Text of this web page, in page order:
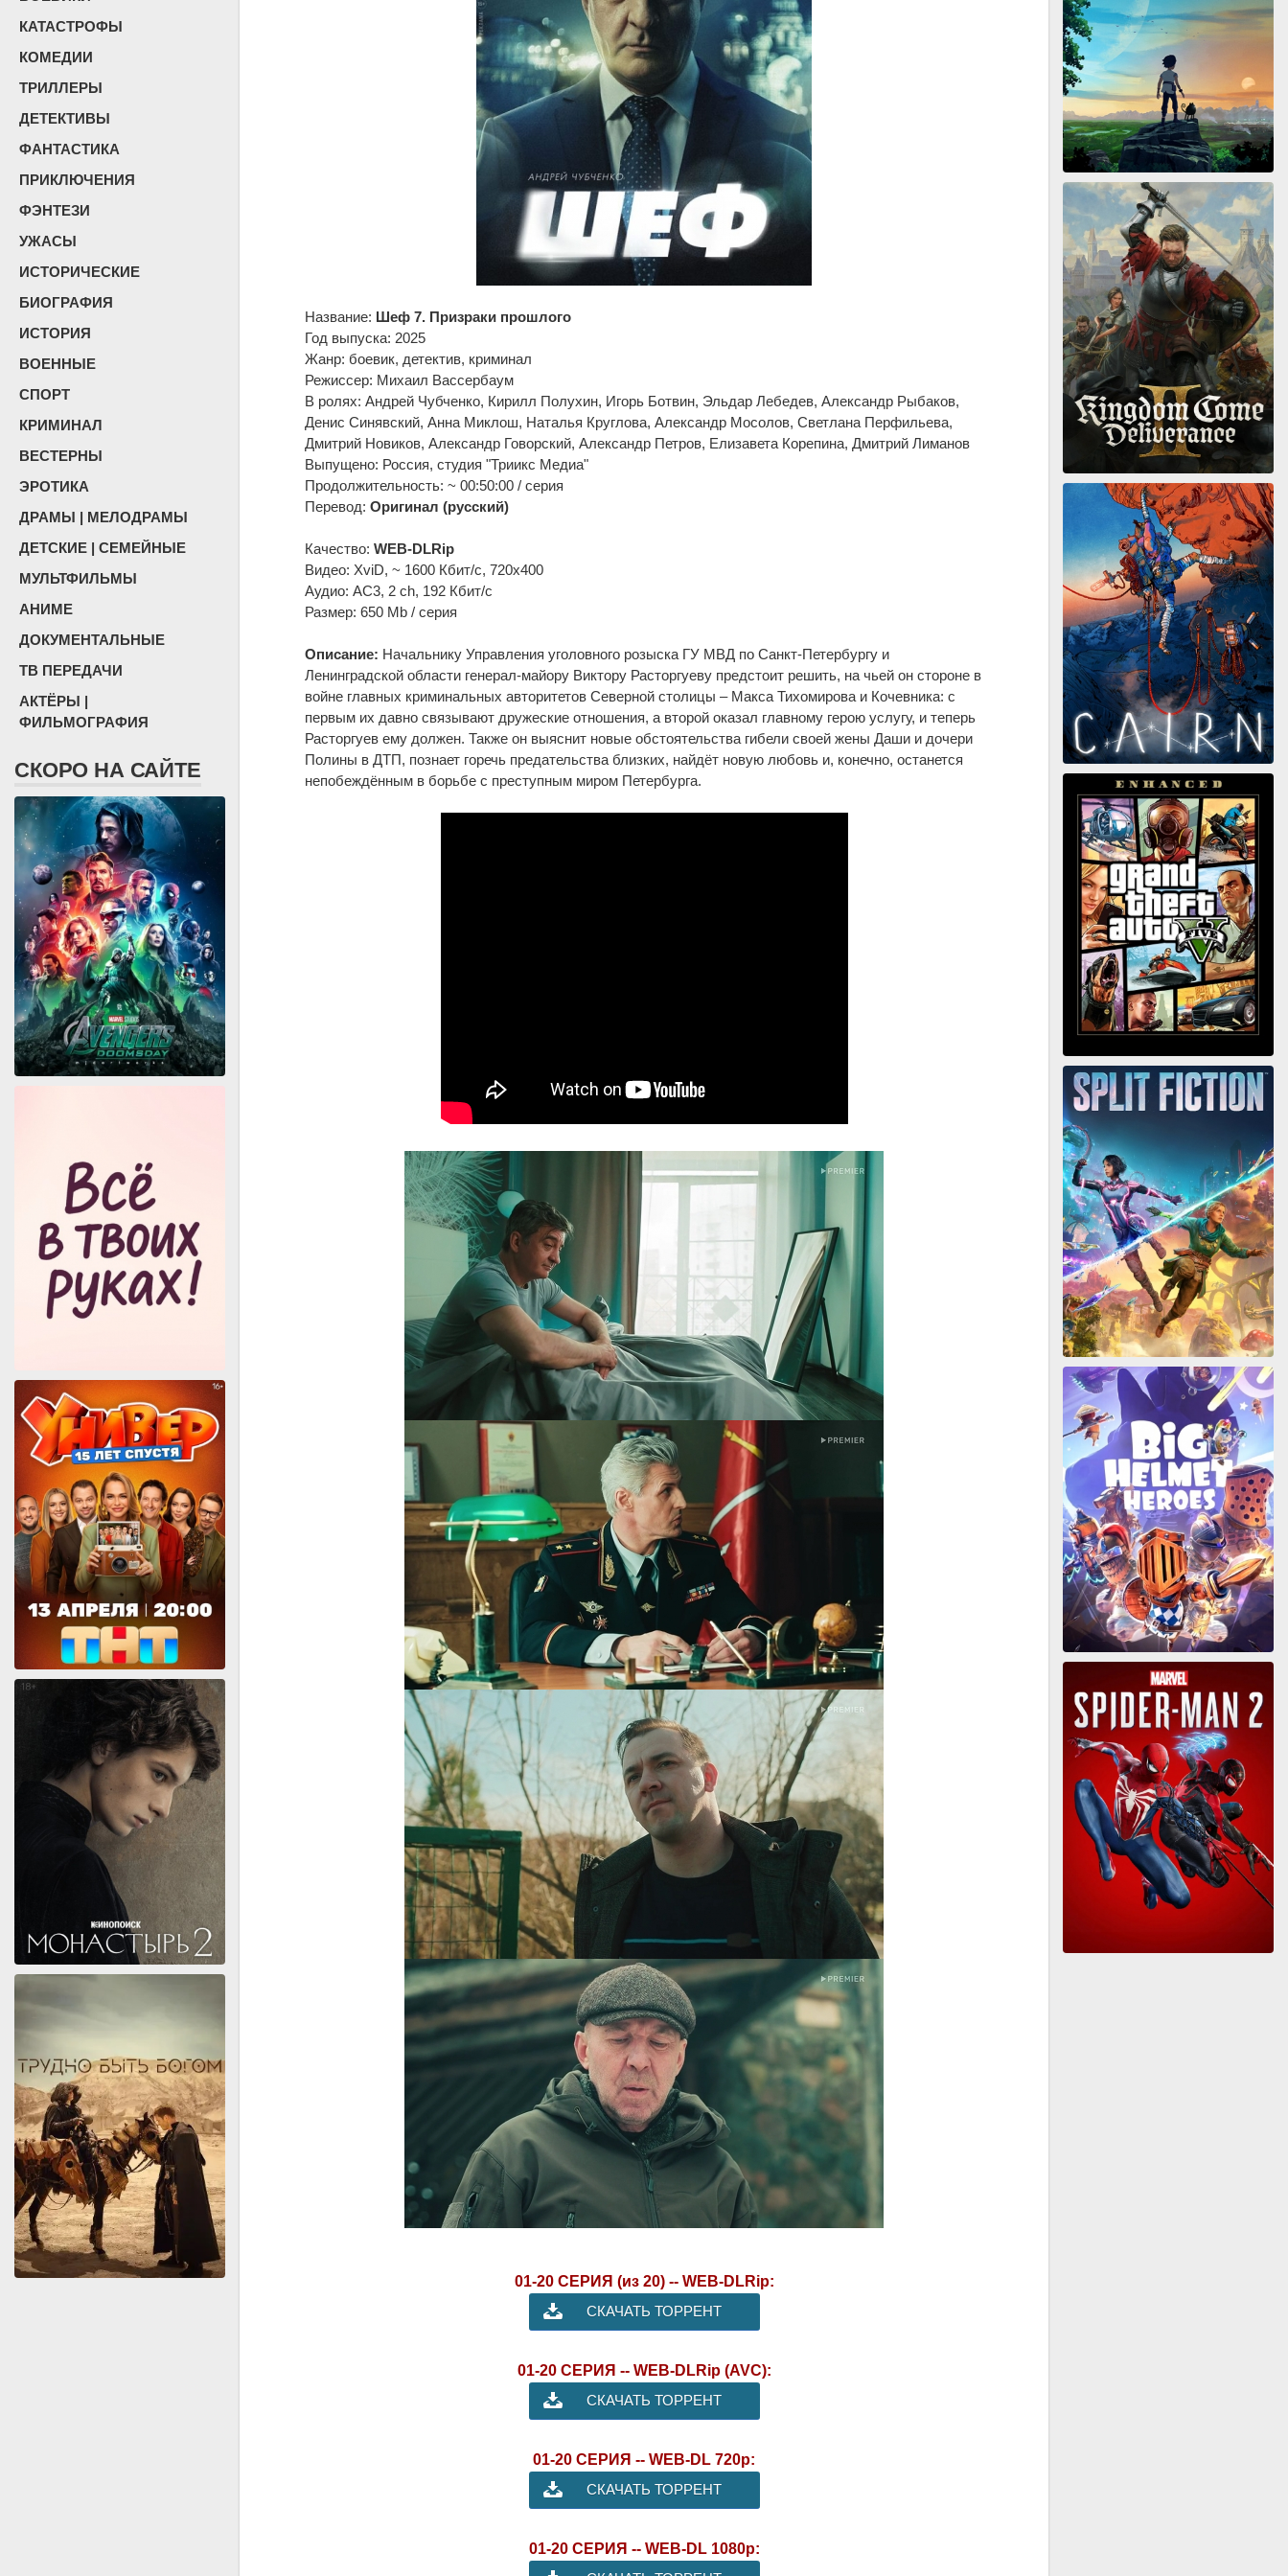
КАТАСТРОФЫ
КОМЕДИИ
ТРИЛЛЕРЫ
ДЕТЕКТИВЫ
ФАНТАСТИКА
ПРИКЛЮЧЕНИЯ
ФЭНТЕЗИ
УЖАСЫ
ИСТОРИЧЕСКИЕ
БИОГРАФИЯ
ИСТОРИЯ
ВОЕННЫЕ
СПОРТ
КРИМИНАЛ
ВЕСТЕРНЫ
ЭРОТИКА
ДРАМЫ | МЕЛОДРАМЫ
ДЕТСКИЕ | СЕМЕЙНЫЕ
МУЛЬТФИЛЬМЫ
АНИМЕ
ДОКУМЕНТАЛЬНЫЕ
ТВ ПЕРЕДАЧИ
АКТЁРЫ |
ФИЛЬМОГРАФИЯ
СКОРО НА САЙТЕ
Название: Шеф 7. Призраки прошлого
Год выпуска: 2025
Жанр: боевик, детектив, криминал
Режиссер: Михаил Вассербаум
В ролях: Андрей Чубченко, Кирилл Полухин, Игорь Ботвин, Эльдар Лебедев, Александр Рыбаков,
Денис Синявский, Анна Миклош, Наталья Круглова, Александр Мосолов, Светлана Перфильева,
Дмитрий Новиков, Александр Говорский, Александр Петров, Елизавета Корепина, Дмитрий Лиманов
Выпущено: Россия, студия "Триикс Медиа"
Продолжительность: ~ 00:50:00 / серия
Перевод: Оригинал (русский)
Качество: WEB-DLRip
Видео: XviD, ~ 1600 Кбит/с, 720x400
Аудио: AC3, 2 ch, 192 Кбит/с
Размер: 650 Mb / серия
Описание: Начальнику Управления уголовного розыска ГУ МВД по Санкт-Петербургу и
Ленинградской области генерал-майору Виктору Расторгуеву предстоит решить, на чьей он стороне в
войне главных криминальных авторитетов Северной столицы – Макса Тихомирова и Кочевника: с
первым их давно связывают дружеские отношения, а второй оказал главному герою услугу, и теперь
Расторгуев ему должен. Также он выяснит новые обстоятельства гибели своей жены Даши и дочери
Полины в ДТП, познает горечь предательства близких, найдёт новую любовь и, конечно, останется
непобеждённым в борьбе с преступным миром Петербурга.
01-20 СЕРИЯ (из 20) -- WEB-DLRip:
СКАЧАТЬ ТОРРЕНТ
01-20 СЕРИЯ -- WEB-DLRip (AVC):
СКАЧАТЬ ТОРРЕНТ
01-20 СЕРИЯ -- WEB-DL 720p:
СКАЧАТЬ ТОРРЕНТ
01-20 СЕРИЯ -- WEB-DL 1080p: